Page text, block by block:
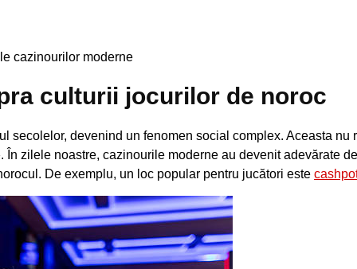
cazinourilor moderne
culturii jocurilor de noroc
secolelor, devenind un fenomen social complex. Aceasta nu
zilele noastre, cazinourile moderne au devenit adevărate
De exemplu, un loc popular pentru jucători este